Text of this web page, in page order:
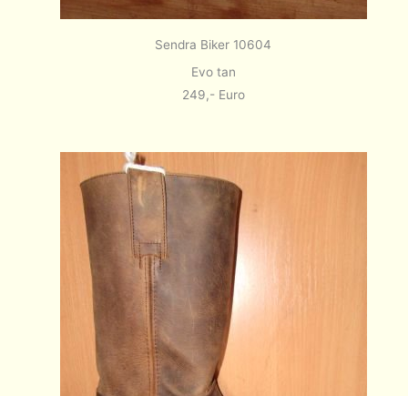
Sendra Biker 10604
Evo tan
249,- Euro